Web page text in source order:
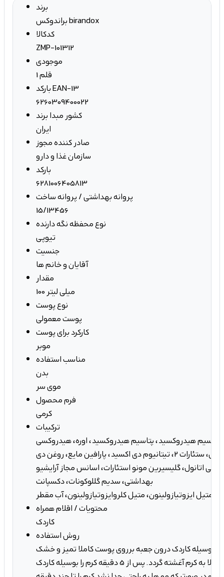
برند
براندوکس birandox
کدکالا
ZMP-101312
موجودی
1 قلم
بارکد EAN-13
6260309400022
کشور مبدا برند
ایران
صادر کننده مجوز
سازمان غذا و دارو
بارکد
6281006405813
پروانه بهداشتی / پروانه ساخت
15/13456
نوع محفظه نگه دارنده
تیوپی
جنسیت
آقایان و خانم ها
مقدار
100 میلی لیتر
نوع پوست
پوست معمولی
کارکرد برای پوست
موبر
مناسب استفاده
بدن
موی سر
فرم محصول
کرمی
ترکیبات
کلسیم هیدروکسید، پتاسیم هیدروکسید، اوره، هیدروکسی
اتیل سلولز، ستئاریل الکل، ستئارات 2، تیتانیوم دی اکسید، پارافین مایع، روغن دی
اتانول، گلیسیرین مونو استئارات، اسانس مجاز آرایشیو
بهداشتی، سدیم گللوکونات، دکسپانت
متیل ایزوتیازولینون، متیل کلروایزوتیازولینون، آب مقطر
محتویات / اقلام همراه
کاردک
روش استفاده
به وسیله کاردک درون جعبه برروی پوست کاملا تمیز و خشک
قرار دهید که ریشه مو کاملا به کرم آغشته گردد. پس از 5 دقیقه کرم را بوسیله کاردک